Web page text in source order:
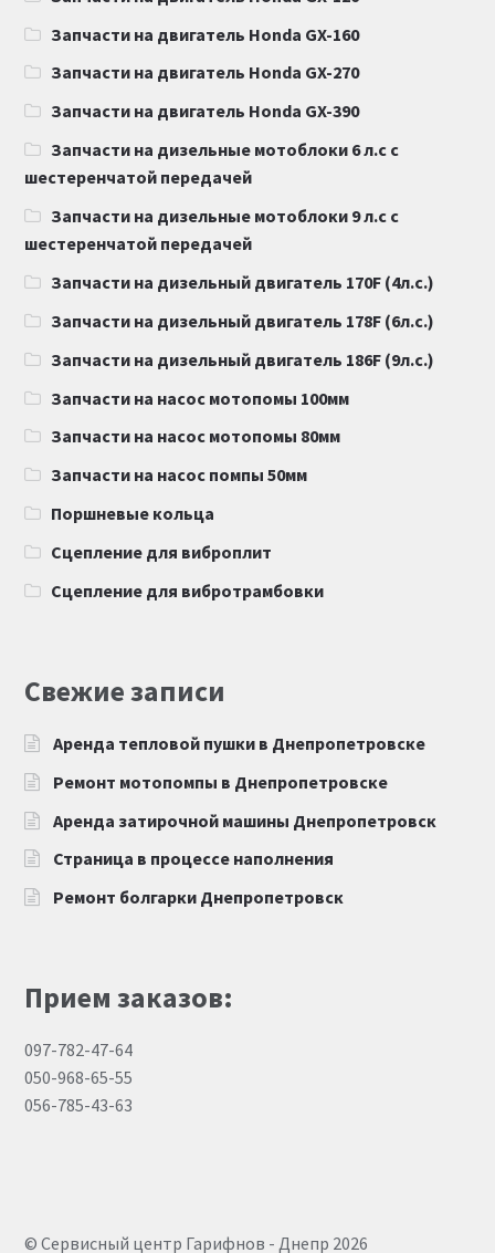
Запчасти на двигатель Honda GX-160
Запчасти на двигатель Honda GX-270
Запчасти на двигатель Honda GX-390
Запчасти на дизельные мотоблоки 6 л.с с
шестеренчатой передачей
Запчасти на дизельные мотоблоки 9 л.с с
шестеренчатой передачей
Запчасти на дизельный двигатель 170F (4л.с.)
Запчасти на дизельный двигатель 178F (6л.с.)
Запчасти на дизельный двигатель 186F (9л.с.)
Запчасти на насос мотопомы 100мм
Запчасти на насос мотопомы 80мм
Запчасти на насос помпы 50мм
Поршневые кольца
Сцепление для виброплит
Сцепление для вибротрамбовки
Свежие записи
Аренда тепловой пушки в Днепропетровске
Ремонт мотопомпы в Днепропетровске
Аренда затирочной машины Днепропетровск
Страница в процессе наполнения
Ремонт болгарки Днепропетровск
Прием заказов:
097-782-47-64
050-968-65-55
056-785-43-63
© Сервисный центр Гарифнов - Днепр 2026